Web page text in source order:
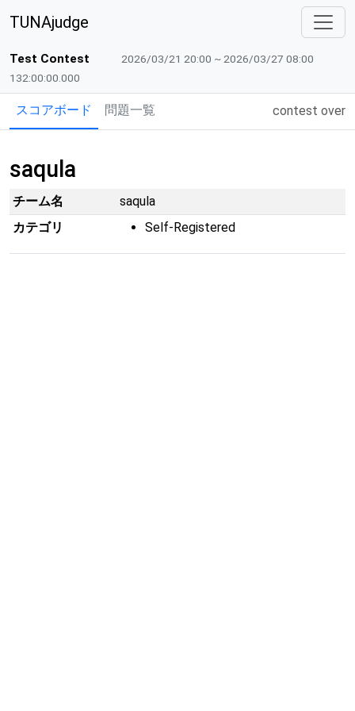
TUNAjudge
Test Contest
2026/03/21 20:00 ~ 2026/03/27 08:00
132:00:00.000
スコアボード 問題一覧 contest over
saqula
チーム名
saqula
カテゴリ
Self-Registered